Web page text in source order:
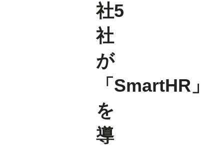
社5
社
が
「SmartHR」
を
導